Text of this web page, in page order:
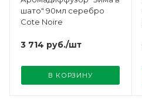
шато" 90мл серебро
Cote Noire
3 714 руб./шт
В КОРЗИНУ